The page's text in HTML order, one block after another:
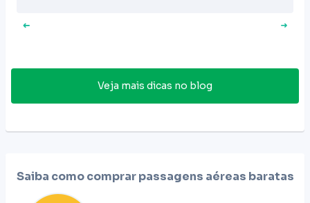
Veja mais dicas no blog
Saiba como comprar passagens aéreas baratas